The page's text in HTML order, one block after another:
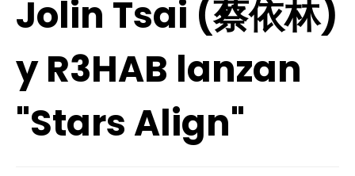
Jolin Tsai (蔡依林)
y R3HAB lanzan
"Stars Align"